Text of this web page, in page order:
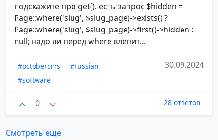
подскажите про get(). есть запрос $hidden =
Page::where('slug', $slug_page)->exists() ?
Page::where('slug', $slug_page)->first()->hidden :
null; надо ли перед where влепит...
#octobercms
#russian
#software
30.09.2024
0 28 ответов
Смотреть еще